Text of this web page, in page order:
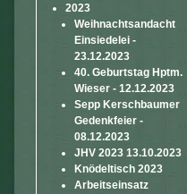
2023
Weihnachtsandacht
Einsiedelei -
23.12.2023
40. Geburtstag Hptm.
Wieser - 12.12.2023
Sepp Kerschbaumer
Gedenkfeier -
08.12.2023
JHV 2023 13.10.2023
Knödeltisch 2023
Arbeitseinsatz